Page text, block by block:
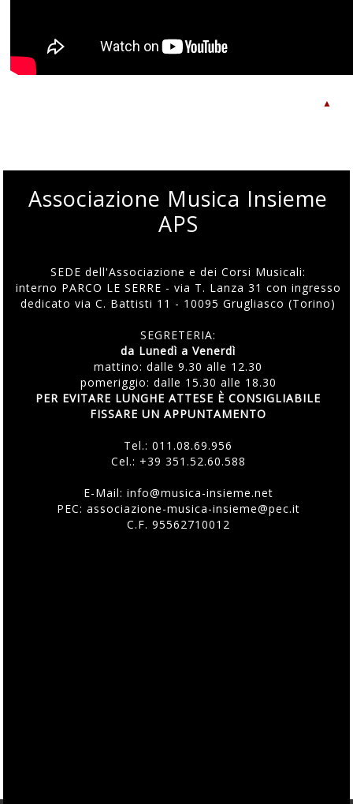
▲
Associazione Musica Insieme
APS
SEDE dell'Associazione e dei Corsi Musicali:
interno PARCO LE SERRE - via T. Lanza 31 con ingresso
dedicato via C. Battisti 11 - 10095 Grugliasco (Torino)
SEGRETERIA:
da Lunedì a Venerdì
mattino: dalle 9.30 alle 12.30
pomeriggio: dalle 15.30 alle 18.30
PER EVITARE LUNGHE ATTESE È CONSIGLIABILE
FISSARE UN APPUNTAMENTO
Tel.:011.08.69.956
Cel.: +39 351.52.60.588
E-Mail: info@musica-insieme.net
PEC: associazione-musica-insieme@pec.it
C.F. 95562710012